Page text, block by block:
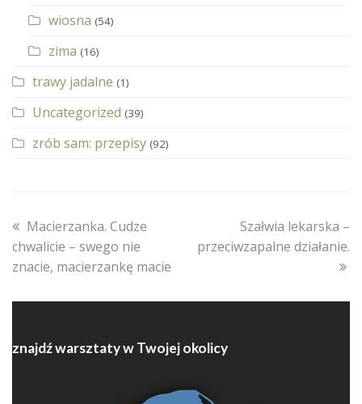
wiosna (54)
zima (16)
trawy jadalne (1)
Uncategorized (39)
zrób sam: przepisy (92)
previous
post:
Macierzanka. Cudze
chwalicie – swego nie
znacie, macierzankę macie
next
post:
Szałwia lekarska –
przeciwzapalne działanie.
znajdź warsztaty w Twojej okolicy